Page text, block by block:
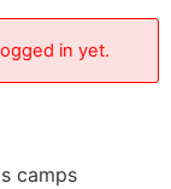
in yet.
camps